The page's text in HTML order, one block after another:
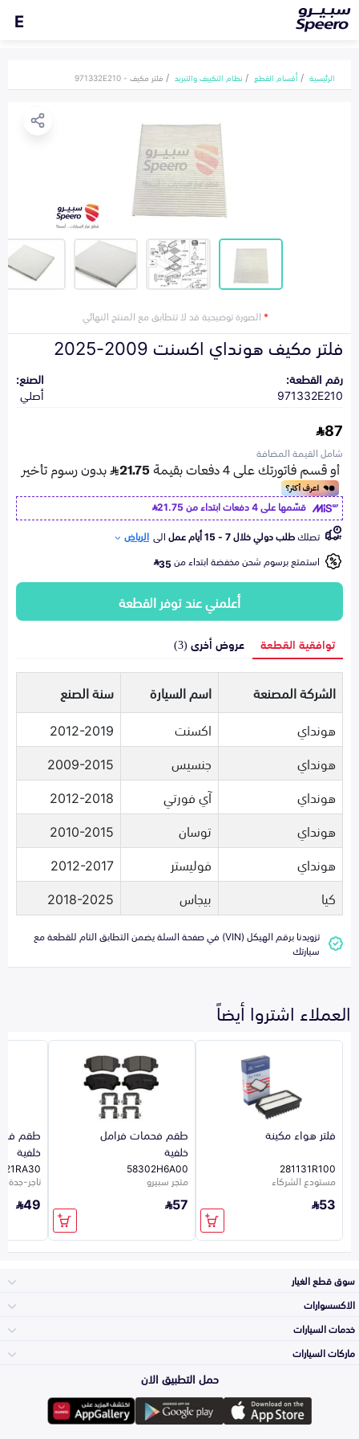
E
الرئيسية أقسام القطع نظام التكييف والتبريد فلتر مكيف - 971332E210
*الصورة توضيحية قد لا تتطابق مع المنتج النهائي
فلتر مكيف هونداي اكسنت 2009-2025
رقم القطعة:
971332E210
الصنع:
أصلي
87
شامل القيمة المضافة
قسّمها على 4 دفعات ابتداء من
21.75
تصلكطلب دولي خلال 7 - 15 أيام عمل الى الرياض
استمتع برسوم شحن مخفضة ابتداء من35
أعلمني عند توفر القطعة
توافقية القطعة عروض أخرى (3)
الشركة المصنعة اسم السيارة
سنة الصنع
هونداي
اكسنت
2012-2019
هونداي
جنسيس
2009-2015
هونداي
آي فورتي
2012-2018
هونداي
توسان
2010-2015
هونداي
فوليستر
2012-2017
كيا
بيجاس 2018-2025
تزويدنا برقم الهيكل (VIN) في صفحة السلة يضمن التطابق التام للقطعة مع
سيارتك
العملاء اشتروا أيضاً
فلتر هواء مكينة
281131R100
مستودع الشركاء
53
طقم فحمات فرامل
خلفية
58302H6A00
متجر سبيرو
57
طقم
خلفية
تاجر-جدة-923
49
سوق قطع الغيار
المكائن، القيرات
وملحقاتها
الاكسسوارات
لوازم الرحلات
خدمات السيارات
الأكثر مبيعاً
ماركات السيارات
تويوتا
حمل التطبيق الان